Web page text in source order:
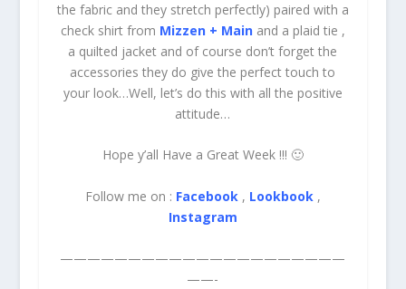
the fabric and they stretch perfectly) paired with a
check shirt from Mizzen + Mainand a plaid tie ,
a quilted jacket and of course don’t forget the
accessories they do give the perfect touch to
your look…Well, let’s do this with all the positive
attitude…
Hope y’all Have a Great Week !!! 🙂
Follow me on : Facebook, Lookbook,
Instagram
—————————————————————
——-